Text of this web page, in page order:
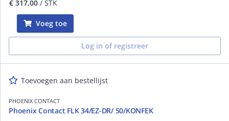
€ 317,00 / STK
Voeg toe
Log in of registreer
Toevoegen aan bestellijst
PHOENIX CONTACT
Phoenix Contact FLK 34/EZ-DR/ 50/KONFEK